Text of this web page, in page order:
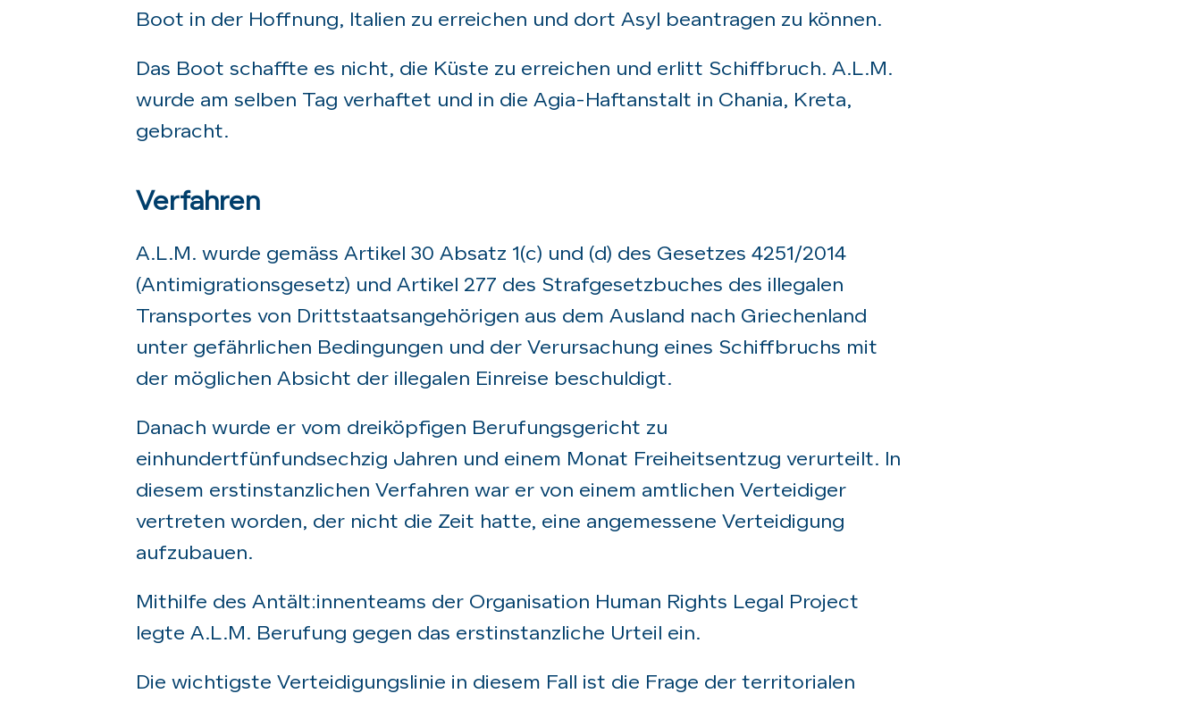
Boot in der Hoffnung, Italien zu erreichen und dort Asyl beantragen zu können.
Das Boot schaffte es nicht, die Küste zu erreichen und erlitt Schiffbruch. A.L.M.
wurde am selben Tag verhaftet und in die Agia-Haftanstalt in Chania, Kreta,
gebracht.
Verfahren
A.L.M. wurde gemäss Artikel 30 Absatz 1(c) und (d) des Gesetzes 4251/2014
(Antimigrationsgesetz) und Artikel 277 des Strafgesetzbuches des illegalen
Transportes von Drittstaatsangehörigen aus dem Ausland nach Griechenland
unter gefährlichen Bedingungen und der Verursachung eines Schiffbruchs mit
der möglichen Absicht der illegalen Einreise beschuldigt.
Danach wurde er vom dreiköpfigen Berufungsgericht zu
einhundertfünfundsechzig Jahren und einem Monat Freiheitsentzug verurteilt. In
diesem erstinstanzlichen Verfahren war er von einem amtlichen Verteidiger
vertreten worden, der nicht die Zeit hatte, eine angemessene Verteidigung
aufzubauen.
Mithilfe des Antält:innenteams der Organisation Human Rights Legal Project
legte A.L.M. Berufung gegen das erstinstanzliche Urteil ein.
Die wichtigste Verteidigungslinie in diesem Fall ist die Frage der territorialen